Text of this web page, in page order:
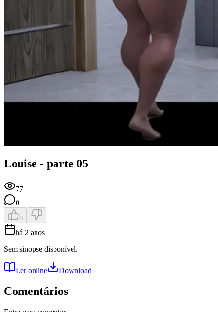
Louise - parte 05
77
0
0
há 2 anos
Sem sinopse disponível.
Ler online Download
Comentários